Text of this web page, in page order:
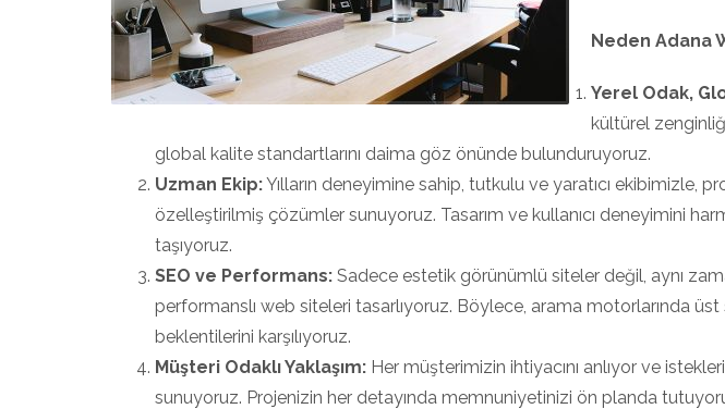
Neden Adana
Yerel Odak,
kültürel
global kalite standartlarını daima göz önünde bulunduruyoruz.
Uzman Ekip:Yılların deneyimine sahip, tutkulu ve yaratıcı ekibimizle,
özelleştirilmiş çözümler sunuyoruz. Tasarım ve kullanıcı deneyimini
taşıyoruz.
SEO ve Performans: Sadece estetik görünümlü siteler değil, aynı
performanslı web siteleri tasarlıyoruz. Böylece, arama motorlarında üst
beklentilerini karşılıyoruz.
Müşteri Odaklı Yaklaşım: Her müşterimizin ihtiyacını anlıyor ve
sunuyoruz. Projenizin her detayında memnuniyetinizi ön planda